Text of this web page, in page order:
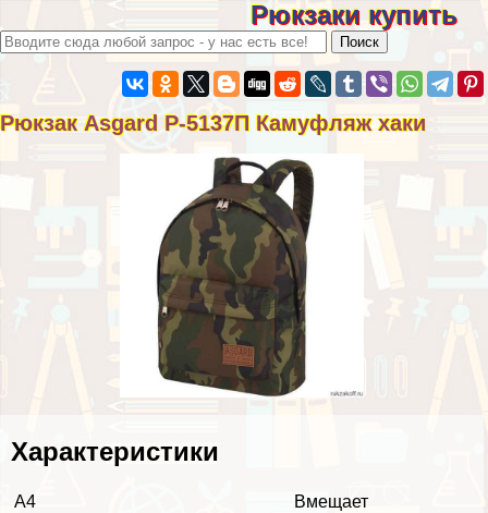
Рюкзаки купить
Рюкзак Asgard Р-5137П Камуфляж хаки
Хаpaктеристики
А4
Вмещает